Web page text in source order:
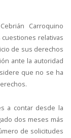
Carroquino
relativas
de sus derechos
ante la autoridad
que no se ha
a contar desde la
dos meses más
de solicitudes